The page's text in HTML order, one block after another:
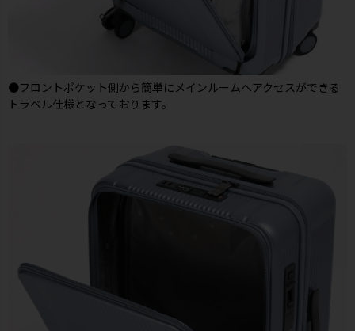
●フロントポケット側から簡単にメインルームへアクセスができる
トラベル仕様となっております。